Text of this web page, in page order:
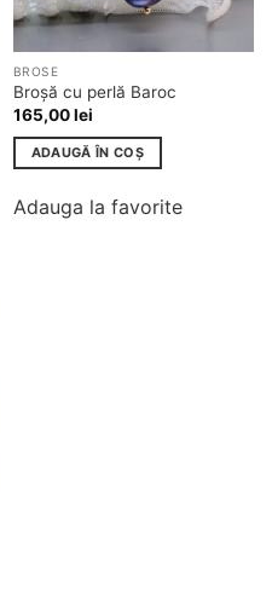
BROSE
Broșă cu perlă Baroc
165,00lei
ADAUGĂ ÎN COȘ
Adauga la favorite